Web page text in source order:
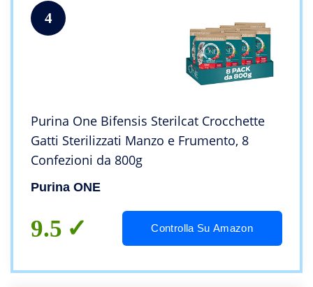
4
Purina One Bifensis Sterilcat Crocchette
Gatti Sterilizzati Manzo e Frumento, 8
Confezioni da 800g
Purina ONE
9.5 Controlla Su Amazon